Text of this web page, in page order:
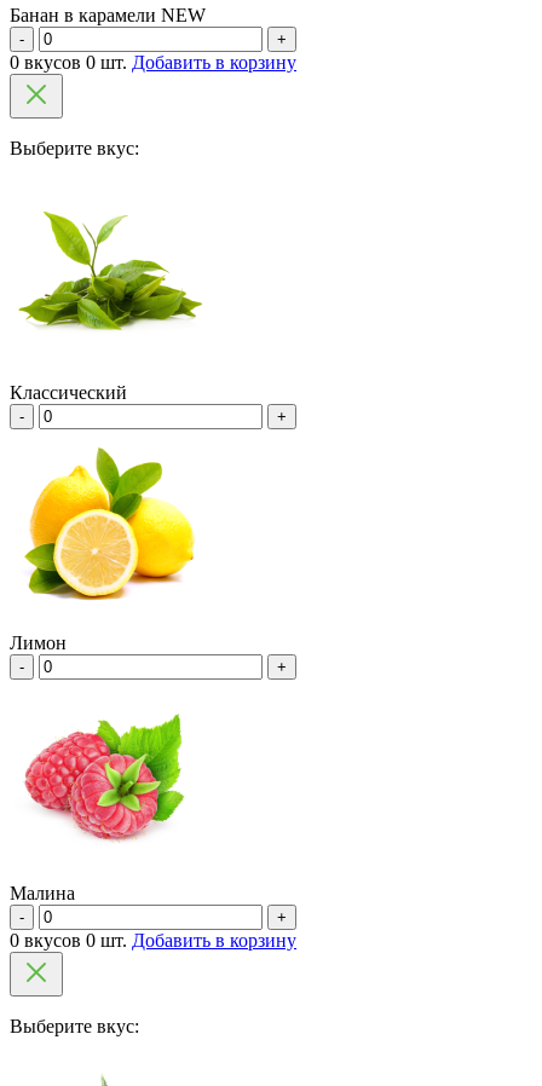
Банан в карамели NEW
- +
0 вкусов 0 шт. Добавить в корзину
Выберите вкус:
Классический
- +
Лимон
- +
Малина
- +
0 вкусов 0 шт. Добавить в корзину
Выберите вкус: